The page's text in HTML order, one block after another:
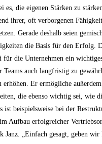
es, die eigenen Stärken zu
ihrer, oft verborgenen
Gerade deshalb seien
die Basis für den Erfolg.
für die Unternehmen ein
auch langfristig zu
Er ermögliche
die ebenso wichtig sei, wie
ist beispielsweise bei der
Aufbau erfolgreicher
Janz. „Einfach gesagt, geben